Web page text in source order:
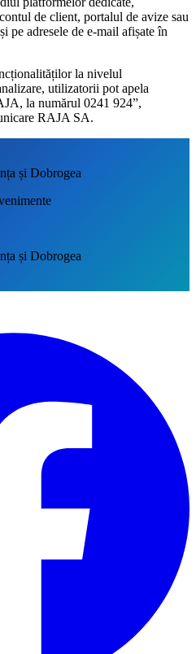
de client, portalul de avize sau
pe adresele de e-mail afișate în
la nivelul
utilizatorii pot apela
la numărul 0241 924”,
RAJA SA.
și Dobrogea
și Dobrogea